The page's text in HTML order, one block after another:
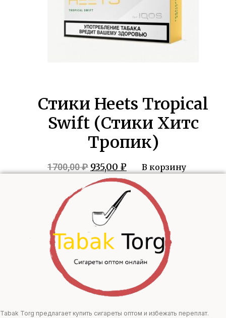
Стики Heets Tropical
Swift (Стики Хитс
Тропик)
1700,00₽ Первоначальная
цена
составляла
1700,00 ₽.
935,00 ₽ Текущая
цена:
935,00 ₽.
В корзину
Tabak Torg предлагает купить сигареты оптом и избежать переплат.